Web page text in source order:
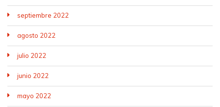
septiembre 2022
agosto 2022
julio 2022
junio 2022
mayo 2022